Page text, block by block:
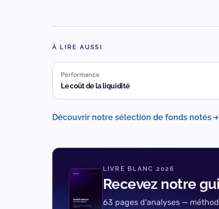
À LIRE AUSSI
Performance
Le coût de la liquidité
Découvrir notre sélection de fonds notés
LIVRE BLANC 2026
Recevez notre
63 pages d'analyses —